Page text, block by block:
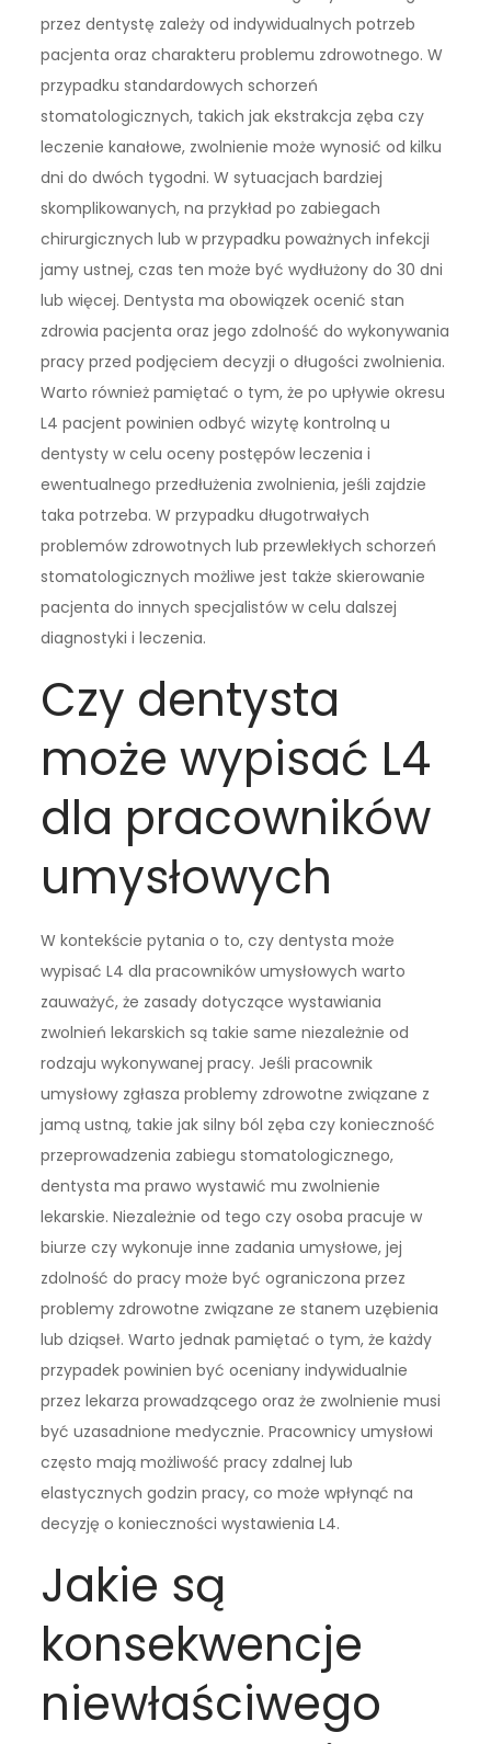
przez dentystę zależy od indywidualnych potrzeb
pacjenta oraz charakteru problemu zdrowotnego. W
przypadku standardowych schorzeń
stomatologicznych, takich jak ekstrakcja zęba czy
leczenie kanałowe, zwolnienie może wynosić od kilku
dni do dwóch tygodni. W sytuacjach bardziej
skomplikowanych, na przykład po zabiegach
chirurgicznych lub w przypadku poważnych infekcji
jamy ustnej, czas ten może być wydłużony do 30 dni
lub więcej. Dentysta ma obowiązek ocenić stan
zdrowia pacjenta oraz jego zdolność do wykonywania
pracy przed podjęciem decyzji o długości zwolnienia.
Warto również pamiętać o tym, że po upływie okresu
L4 pacjent powinien odbyć wizytę kontrolną u
dentysty w celu oceny postępów leczenia i
ewentualnego przedłużenia zwolnienia, jeśli zajdzie
taka potrzeba. W przypadku długotrwałych
problemów zdrowotnych lub przewlekłych schorzeń
stomatologicznych możliwe jest także skierowanie
pacjenta do innych specjalistów w celu dalszej
diagnostyki i leczenia.
Czy dentysta
może wypisać L4
dla pracowników
umysłowych
W kontekście pytania o to, czy dentysta może
wypisać L4 dla pracowników umysłowych warto
zauważyć, że zasady dotyczące wystawiania
zwolnień lekarskich są takie same niezależnie od
rodzaju wykonywanej pracy. Jeśli pracownik
umysłowy zgłasza problemy zdrowotne związane z
jamą ustną, takie jak silny ból zęba czy konieczność
przeprowadzenia zabiegu stomatologicznego,
dentysta ma prawo wystawić mu zwolnienie
lekarskie. Niezależnie od tego czy osoba pracuje w
biurze czy wykonuje inne zadania umysłowe, jej
zdolność do pracy może być ograniczona przez
problemy zdrowotne związane ze stanem uzębienia
lub dziąseł. Warto jednak pamiętać o tym, że każdy
przypadek powinien być oceniany indywidualnie
przez lekarza prowadzącego oraz że zwolnienie musi
być uzasadnione medycznie. Pracownicy umysłowi
często mają możliwość pracy zdalnej lub
elastycznych godzin pracy, co może wpłynąć na
decyzję o konieczności wystawienia L4.
Jakie są
konsekwencje
niewłaściwego